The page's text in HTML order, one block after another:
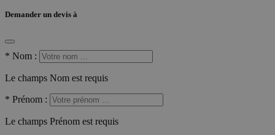
Demander un devis à
* Nom :
Le champs Nom est requis
* Prénom :
Le champs Prénom est requis